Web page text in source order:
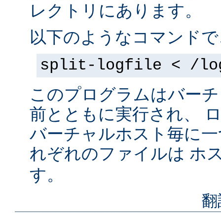
レクトリにあります。
以下のようなコマンド
split-logfile < /
このプログラムはバー
前とともに実行され、
バーチャルホスト毎に
れぞれのファイルは ホ
す。